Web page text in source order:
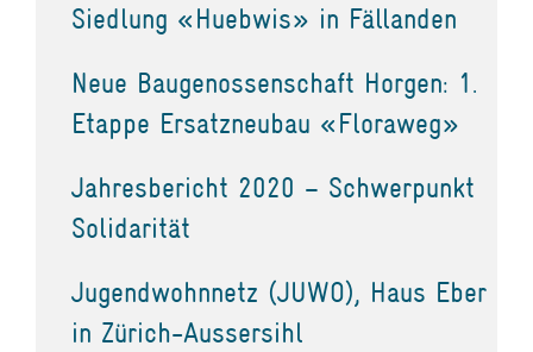
Siedlung «Huebwis» in Fällanden
Neue Baugenossenschaft Horgen: 1.
Etappe Ersatzneubau «Floraweg»
Jahresbericht 2020 – Schwerpunkt
Solidarität
Jugendwohnnetz (JUWO), Haus Eber
in Zürich-Aussersihl